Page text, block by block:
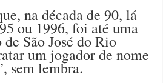
na década de 90, lá
ou 1996, foi até uma
São José do Rio
um jogador de nome
sem lembra.